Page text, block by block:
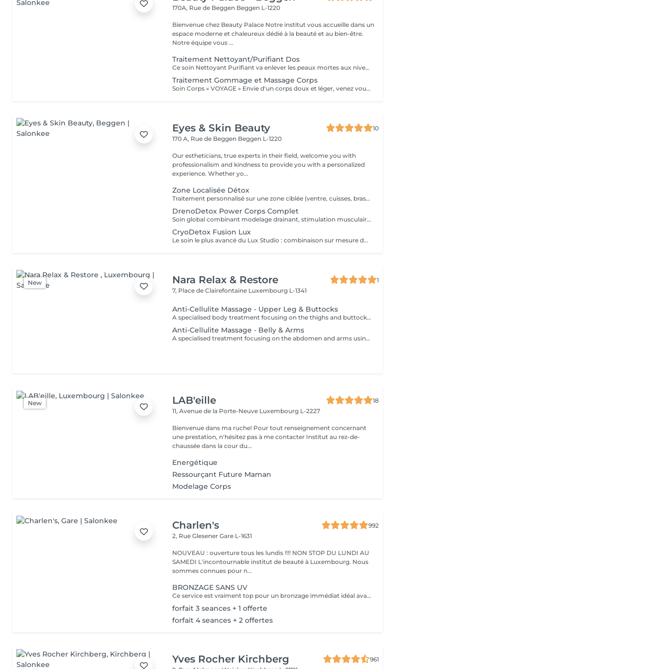
170A, Rue de Beggen Beggen L-1220
Bienvenue chez Beauty Palace Notre institut vous accueille dans un
espace moderne et chaleureux dédié à la beauté et au bien-être.
Notre équipe vous ...
Traitement Nettoyant/Purifiant Dos
Ce soin Nettoyant Purifiant va enlever les peaux mortes aux niveau du dos, éliminer les impuretés, détendre les muscles avec un modelage relaxant et pour finir bien purifier les pores de la peau avec un masque "Boue" .
Traitement Gommage et Massage Corps
Soin Corps « VOYAGE » Envie d'un corps doux et léger, venez vous évader. Gommage et massage corps de 1h.
Eyes & Skin Beauty
10
170 A, Rue de Beggen Beggen L-1220
Our estheticians, true experts in their field, welcome you with
professionalism and kindness to provide you with a personalized
experience. Whether yo...
Zone Localisée Détox
Traitement personnalisé sur une zone ciblée (ventre, cuisses, bras, fessiers) combinant plusieurs technologies Lux Studio : drainage, radiofréquence, EMS, lipocavitation ou endermologie.
DrenoDetox Power Corps Complet
Soin global combinant modelage drainant, stimulation musculaire et activation du métabolisme. Idéal pour remodeler et raffermir la silhouette.
CryoDetox Fusion Lux
Le soin le plus avancé du Lux Studio : combinaison sur mesure de toutes les technologies disponibles (1Cryolipolyse, ou EMS, RF, LipoLaser, Endermo, LED). Résultat immédiat avec jusqu'à -3 cm par séance et une peau plus tonique dès la première application.
New Nara Relax & Restore
1
7, Place de Clairefontaine Luxembourg L-1341
Anti-Cellulite Massage - Upper Leg & Buttocks
A specialised body treatment focusing on the thighs and buttocks using intensive massage techniques designed to stimulate circulation and work the underlying tissues. This targeted treatment helps improve skin appearance, support tissue tone, and leave the treated areas feeling smoother, firmer, and revitalised.
Anti-Cellulite Massage - Belly & Arms
A specialised treatment focusing on the abdomen and arms using targeted massage techniques designed to stimulate circulation and support the skin's natural appearance. This intensive treatment helps improve tissue tone, enhance skin texture, and leave the treated areas feeling smoother, more supple, and refreshed.
New LAB'eille
18
11, Avenue de la Porte-Neuve Luxembourg L-2227
Bienvenue dans ma ruche! Pour tout renseignement concernant
une prestation, n'hésitez pas à me contacter Institut au rez-de-
chaussée dans la cour du...
Energétique
Ressourçant Future Maman
Modelage Corps
Charlen's
992
2, Rue GlesenerGare L-1631
NOUVEAU : ouverture tous les lundis !!!! NON STOP DU LUNDI AU
SAMEDI L'incontournable institut de beauté à Luxembourg. Nous
sommes connues pour n...
BRONZAGE SANS UV
Ce service est vraiment top pour un bronzage immédiat idéal avant vos vacances ou avant une soirée ;) Nous vous conseillons de faire un gommage la veille du soin et de porter des vêtements amples noirs. Selon votre peau, cela tient environ 1 semaine à 10 Jours! AVANT Exfolier votre peau en profondeur, puis hydrater généreusement 24h avant d'appliquer votre autobronzant, en insistant bien sur les coudes, genoux, chevilles et les zones sensibles. Épiler ou raser dans les 48h avant application afin que les pores de la peau soient fermés. Des points noirs pourraient apparaître si votre peau n'est pas nette lors de l'application. Ne pas appliquer de crème hydratante, parfum, déodorant ou maquillage le jour même de l'application cela pourrait obstruer les pores de la peau et faire apparaître des points noirs. APRÈS Porter des vêtement amples de couleur foncée les vêtements près du corps ou sous-vêtements pourraient faire des marques, porter des chaussures larges. Hydrater quotidiennement votre peau les jours suivant l'application ou utiliser un autobronzant progressif pour entretenir votre bronzage et le faire durer plus longtemps. Après 5 jours, exfolier quotidiennement votre peau à l'aide d'un exfoliant doux afin d'aider votre peau à absorber plus facilement votre crème hydratante, et garder un joli bronzage. Cela permet aussi au bronzage de s'estomper progressivement et uniformément.
forfait 3 seances + 1 offerte
forfait 4 seances + 2 offertes
Yves Rocher Kirchberg
961